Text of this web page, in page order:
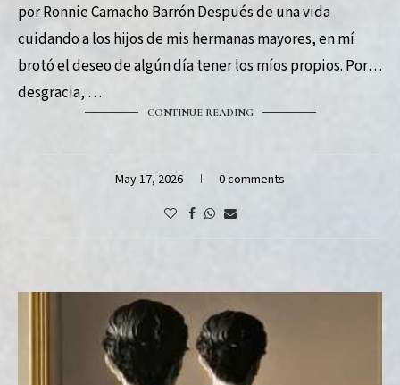
por Ronnie Camacho Barrón Después de una vida
cuidando a los hijos de mis hermanas mayores, en mí
brotó el deseo de algún día tener los míos propios. Por
desgracia, …
CONTINUE READING
May 17, 2026 0 comments